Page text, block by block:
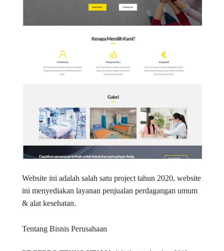
Website ini adalah salah satu project tahun 2020, website
ini menyediakan layanan penjualan perdagangan umum
& alat kesehatan.
Tentang Bisnis Perusahaan